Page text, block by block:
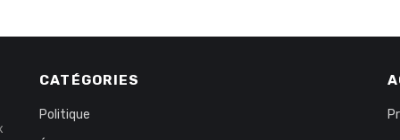
CATÉGORIES
Politique